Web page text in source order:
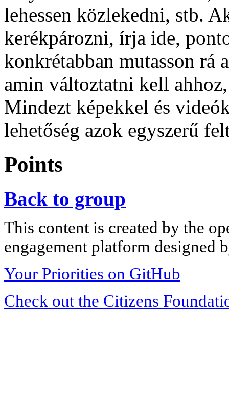
lehessen közlekedni, stb.
kerékpározni, írja ide,
konkrétabban mutasson rá
amin változtatni kell
Mindezt képekkel és
lehetőség azok egyszerű
Points
Back to group
This content is created by the
engagement platform designed
Your Priorities on GitHub
Check out the Citizens